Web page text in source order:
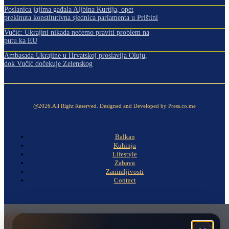
Poslanica jajima gađala Aljbina Kurtija, opet
prekinuta konstitutivna sjednica parlamenta u Prištini
Vučić: Ukrajini nikada nećemo praviti problem na
putu ka EU
Ambasada Ukrajine u Hrvatskoj proslavlja Oluju,
dok Vučić dočekuje Zelenskog
@2026.All Right Reserved. Designed and Developed by Press.co.me
Balkan
Kuhinja
Lifestyle
Zabava
Zanimljivosti
Contact